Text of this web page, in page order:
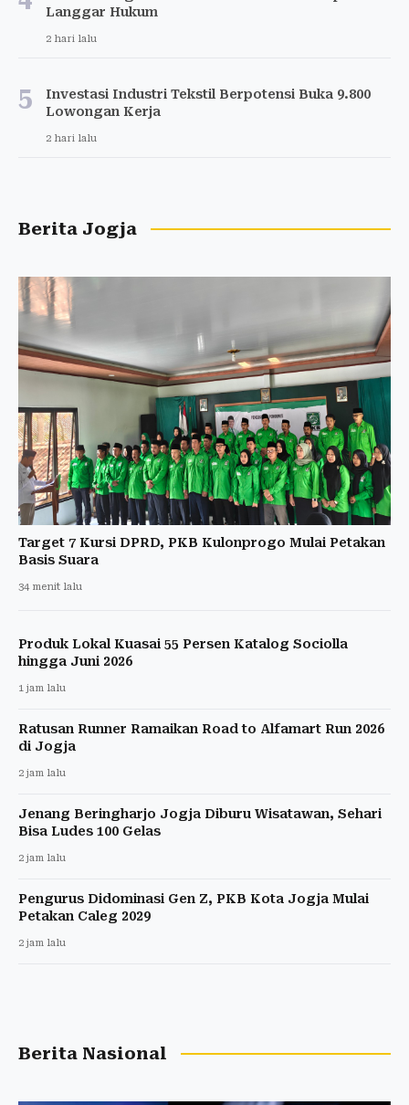
Langgar Hukum
2 hari lalu
5
Investasi Industri Tekstil Berpotensi Buka 9.800
Lowongan Kerja
2 hari lalu
Berita Jogja
Target 7 Kursi DPRD, PKB Kulonprogo Mulai Petakan
Basis Suara
34 menit lalu
Produk Lokal Kuasai 55 Persen Katalog Sociolla
hingga Juni 2026
1 jam lalu
Ratusan Runner Ramaikan Road to Alfamart Run 2026
di Jogja
2 jam lalu
Jenang Beringharjo Jogja Diburu Wisatawan, Sehari
Bisa Ludes 100 Gelas
2 jam lalu
Pengurus Didominasi Gen Z, PKB Kota Jogja Mulai
Petakan Caleg 2029
2 jam lalu
Berita Nasional